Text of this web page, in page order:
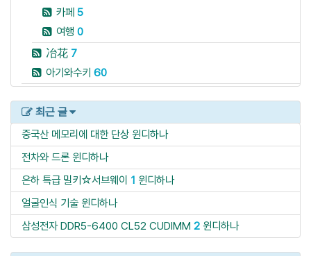
카페 5
여행 0
冶花 7
아기와수키 60
최근 글
중국산 메모리에 대한 단상 윈디하나
전차와 드론 윈디하나
은하 특급 밀키☆서브웨이 1 윈디하나
얼굴인식 기술 윈디하나
삼성전자 DDR5-6400 CL52 CUDIMM 2 윈디하나